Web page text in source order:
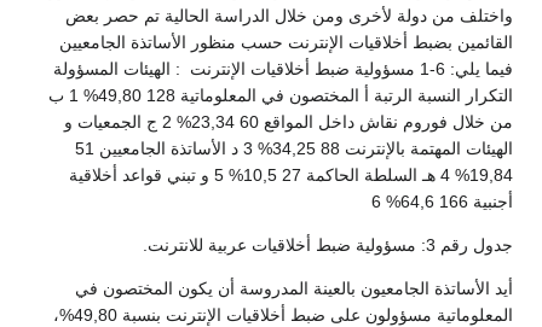
واختلف من دولة لأخرى ومن خلال الدراسة الحالية تم حصر بعض
القائمين بضبط أخلاقيات الإنترنت حسب منظور الأساتذة الجامعيين
فيما يلي: 6-1 مسؤولية ضبط أخلاقيات الإنترنت : الهيئات المسؤولة
التكرار النسبة الرتبة أ المختصون في المعلوماتية 128 49,80% 1 ب
من خلال فوروم نقاش داخل المواقع 60 23,34% 2 ج الجمعيات و
الهيئات المهتمة بالإنترنت 88 34,25% 3 د الأساتذة الجامعيين 51
19,84% 4 هـ السلطة الحاكمة 27 10,5% 5 و تبني قواعد أخلاقية
أجنبية 166 64,6% 6
جدول رقم 3: مسؤولية ضبط أخلاقيات عربية للانترنت.
أيد الأساتذة الجامعيون بالعينة المدروسة أن يكون المختصون في
المعلوماتية مسؤولون على ضبط أخلاقيات الإنترنت بنسبة 49,80%،